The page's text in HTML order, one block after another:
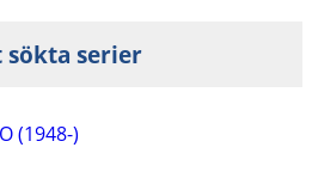
sökta serier
(1948-)